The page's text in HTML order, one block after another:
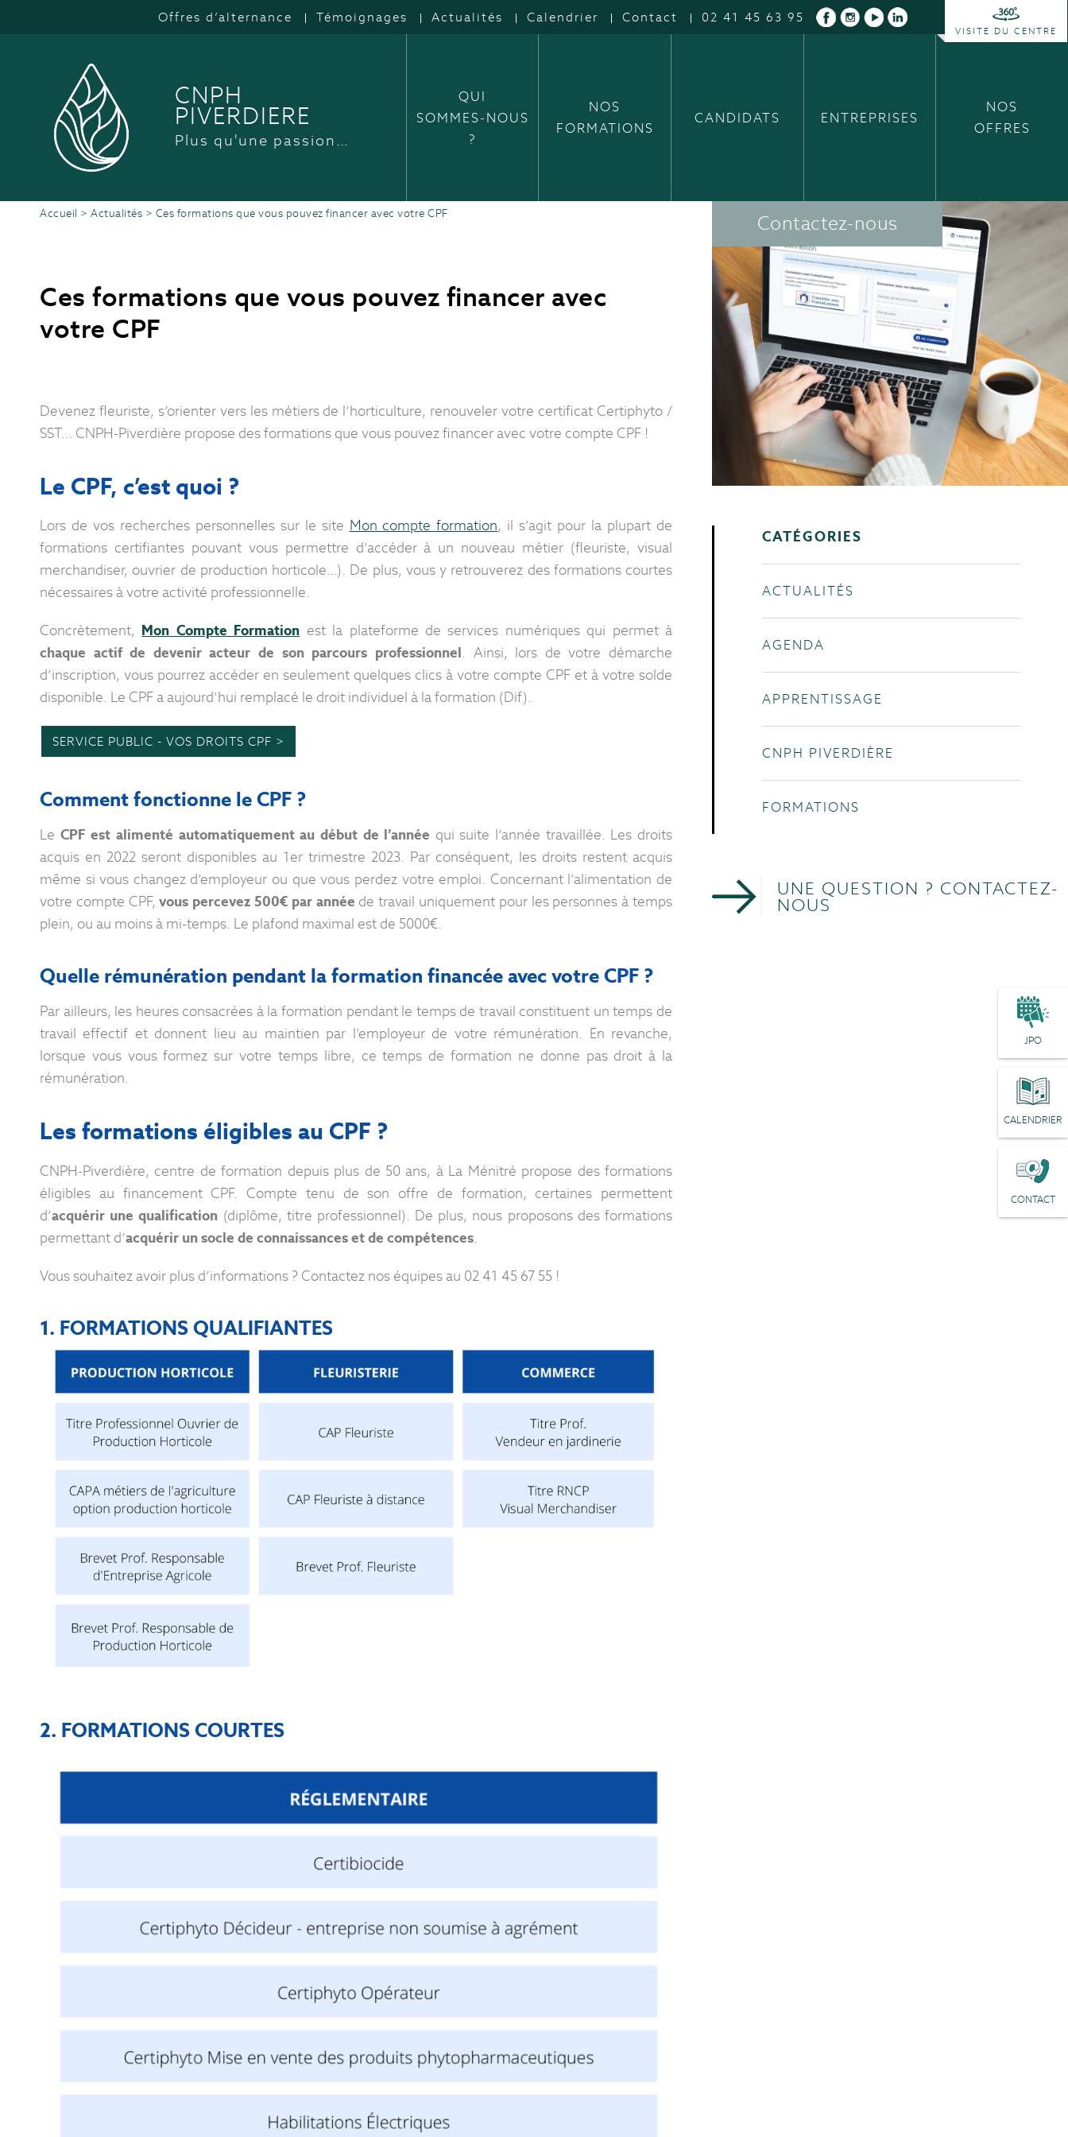
Offres d’alternance Témoignages Actualités Calendrier Contact 02 41 45 63 95
VISITE DU CENTRE
CNPH
PIVERDIERE
Plus qu'une passion…
QUI
SOMMES-NOUS
?
NOS
FORMATIONS
CANDIDATS ENTREPRISES
NOS
OFFRES
JPO
CALENDRIER
CONTACT
Accueil > Actualités > Ces formations que vous pouvez financer avec votre CPF Contactez-nous
Ces formations que vous pouvez financer avec
votre CPF
Devenez fleuriste, s’orienter vers les métiers de l’horticulture, renouveler votre certificat Certiphyto /
SST… CNPH-Piverdière propose des formations que vous pouvez financer avec votre compte CPF !
Le CPF, c’est quoi ?
Lors de vos recherches personnelles sur le site Mon compte formation, il s’agit pour la plupart de
formations certifiantes pouvant vous permettre d’accéder à un nouveau métier (fleuriste, visual
merchandiser, ouvrier de production horticole…). De plus, vous y retrouverez des formations courtes
nécessaires à votre activité professionnelle.
Concrètement, Mon Compte Formation est la plateforme de services numériques qui permet à
chaque actif de devenir acteur de son parcours professionnel. Ainsi, lors de votre démarche
d’inscription, vous pourrez accéder en seulement quelques clics à votre compte CPF et à votre solde
disponible. Le CPF a aujourd’hui remplacé le droit individuel à la formation (Dif).
SERVICE PUBLIC - VOS DROITS CPF >
Comment fonctionne le CPF ?
Le CPF est alimenté automatiquement au début de l’année qui suite l’année travaillée. Les droits
acquis en 2022 seront disponibles au 1er trimestre 2023. Par conséquent, les droits restent acquis
même si vous changez d’employeur ou que vous perdez votre emploi. Concernant l’alimentation de
votre compte CPF, vous percevez 500€ par année de travail uniquement pour les personnes à temps
plein, ou au moins à mi-temps. Le plafond maximal est de 5000€.
Quelle rémunération pendant la formation financée avec votre CPF ?
Par ailleurs, les heures consacrées à la formation pendant le temps de travail constituent un temps de
travail effectif et donnent lieu au maintien par l’employeur de votre rémunération. En revanche,
lorsque vous vous formez sur votre temps libre, ce temps de formation ne donne pas droit à la
rémunération.
Les formations éligibles au CPF ?
CNPH-Piverdière, centre de formation depuis plus de 50 ans, à La Ménitré propose des formations
éligibles au financement CPF. Compte tenu de son offre de formation, certaines permettent
d’acquérir une qualification (diplôme, titre professionnel). De plus, nous proposons des formations
permettant d’acquérir un socle de connaissances et de compétences.
Vous souhaitez avoir plus d’informations ? Contactez nos équipes au 02 41 45 67 55 !
1. FORMATIONS QUALIFIANTES
2. FORMATIONS COURTES
CATÉGORIES
ACTUALITÉS
AGENDA
APPRENTISSAGE
CNPH PIVERDIÈRE
FORMATIONS
UNE QUESTION ? CONTACTEZ-
NOUS